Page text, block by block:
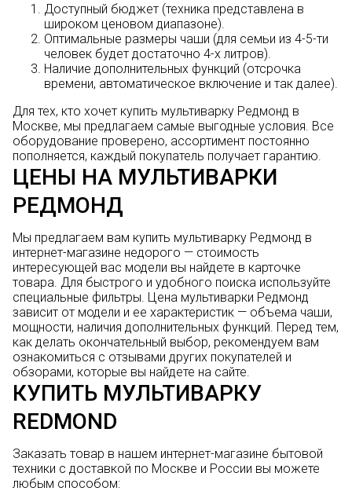
Доступный бюджет (техника представлена в
широком ценовом диапазоне).
Оптимальные размеры чаши (для семьи из 4-5-ти
человек будет достаточно 4-х литров).
Наличие дополнительных функций (отсрочка
времени, автоматическое включение и так далее).
Для тех, кто хочет купить мультиварку Редмонд в
Москве, мы предлагаем самые выгодные условия. Все
оборудование проверено, ассортимент постоянно
пополняется, каждый покупатель получает гарантию.
ЦЕНЫ НА МУЛЬТИВАРКИ
РЕДМОНД
Мы предлагаем вам купить мультиварку Редмонд в
интернет-магазине недорого — стоимость
интересующей вас модели вы найдете в карточке
товара. Для быстрого и удобного поиска используйте
специальные фильтры. Цена мультиварки Редмонд
зависит от модели и ее характеристик — объема чаши,
мощности, наличия дополнительных функций. Перед тем,
как делать окончательный выбор, рекомендуем вам
ознакомиться с отзывами других покупателей и
обзорами, которые вы найдете на сайте.
КУПИТЬ МУЛЬТИВАРКУ
REDMOND
Заказать товар в нашем интернет-магазине бытовой
техники с доставкой по Москве и России вы можете
любым способом: